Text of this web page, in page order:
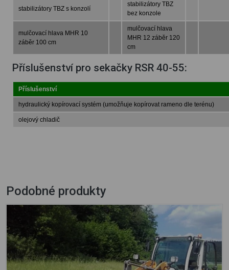
stabilizátory TBZ s konzolí
stabilizátory TBZ
bez konzole
mulčovací hlava MHR 10
záběr 100 cm
mulčovací hlava
MHR 12 záběr 120
cm
Příslušenství pro sekačky RSR 40-55:
Příslušenství
hydraulický kopírovací systém (umožňuje kopírovat rameno dle terénu)
olejový chladič
Podobné produkty